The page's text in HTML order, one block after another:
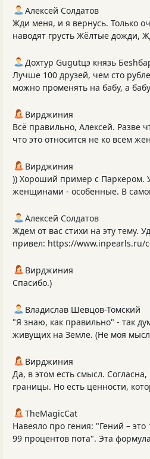
Алексей Солдатов
Жди меня, и я вернусь. Только
наводят грусть Жёлтые дожди,
Дохтур Gugutцэ князь
Лучше 100 друзей, чем сто
можно променять на бабу, а
Вирджиния
Всё правильно, Алексей. Разве
что это относится не ко всем
Вирджиния
)) Хороший пример с Паркером.
женщинами - особенные. В
Алексей Солдатов
Ждем от вас стихи на эту тему.
привел: https://www.inpearls.ru/
Вирджиния
Спасибо.)
Владислав Шевцов-Томский
"Я знаю, как правильно" - так
живущих на Земле. (Не моя
Вирджиния
Да, в этом есть смысл.
границы. Но есть ценности,
TheMagicCat
Навеяло про гения: "Гений –
99 процентов пота". Эта